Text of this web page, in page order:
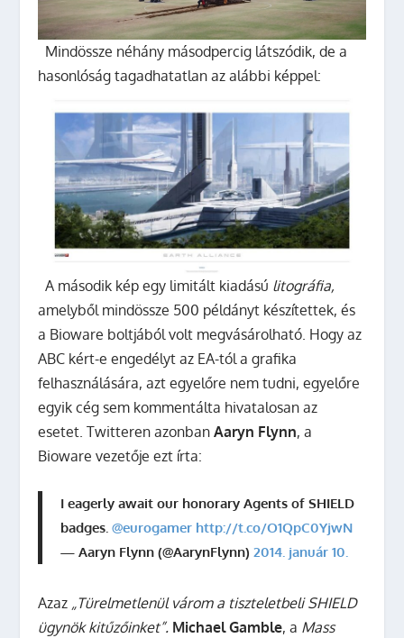
Mindössze néhány másodpercig látszódik, de a
hasonlóság tagadhatatlan az alábbi képpel:
A második kép egy limitált kiadású litográfia,
amelyből mindössze 500 példányt készítettek, és
a Bioware boltjából volt megvásárolható. Hogy az
ABC kért-e engedélyt az EA-tól a grafika
felhasználására, azt egyelőre nem tudni, egyelőre
egyik cég sem kommentálta hivatalosan az
esetet. Twitteren azonbanAaryn Flynn, a
Bioware vezetője ezt írta:
I eagerly await our honorary Agents of SHIELD
badges.@eurogamer http://t.co/O1QpC0YjwN
— Aaryn Flynn (@AarynFlynn)2014. január 10.
Azaz „Türelmetlenül várom a tiszteletbeli SHIELD
ügynök kitűzőinket”. Michael Gamble, a Mass